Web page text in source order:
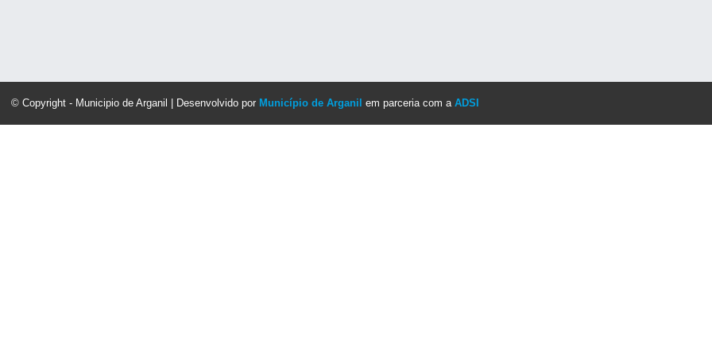
© Copyright - Municipio de Arganil | Desenvolvido por Município de Arganil em parceria com a ADSI